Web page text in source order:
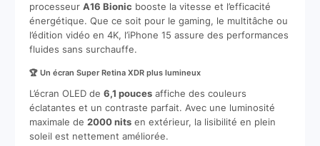
processeur A16 Bionic booste la vitesse et l’efficacité
énergétique. Que ce soit pour le gaming, le multitâche ou
l’édition vidéo en 4K, l’iPhone 15 assure des performances
fluides sans surchauffe.
🏆 Un écran Super Retina XDR plus lumineux
L’écran OLED de 6,1 poucesaffiche des couleurs
éclatantes et un contraste parfait. Avec une luminosité
maximale de 2000 nitsen extérieur, la lisibilité en plein
soleil est nettement améliorée.